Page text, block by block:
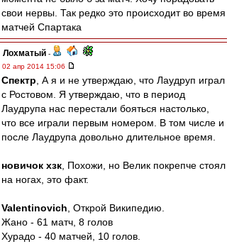
свои нервы. Так редко это происходит во время
матчей Спартака
Лохматый -
02 апр 2014 15:06
Спектр , А я и не утверждаю, что Лаудруп играл
с Ростовом. Я утверждаю, что в период
Лаудрупа нас перестали бояться настолько,
что все играли первым номером. В том числе и
после Лаудрупа довольно длительное время.
новичок хзк , Похожи, но Велик покрепче стоял
на ногах, это факт.
Valentinovich , Открой Википедию.
Жано - 61 матч, 8 голов
Хурадо - 40 матчей, 10 голов.